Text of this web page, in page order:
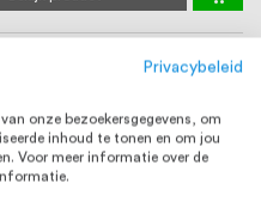
gaffel en oog, RVS316
Bekijk product
Privacybeleid
onze bezoekersgegevens, om
inhoud te tonen en om jou
Voor meer informatie over de